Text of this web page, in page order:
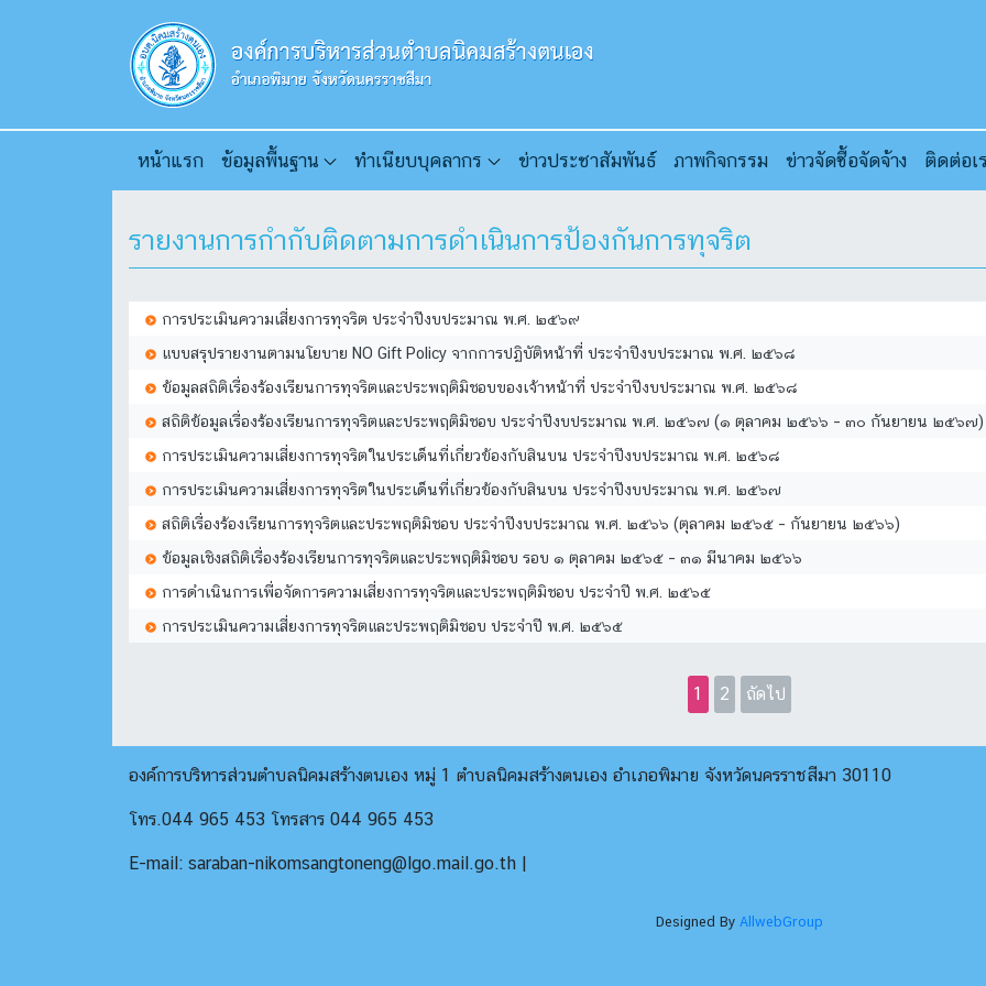
หน้าแรก ข้อมูลพื้นฐาน ทำเนียบบุคลากร ข่าวประชาสัมพันธ์ ภาพกิจกรรม ข่าวจัดซื้อจัดจ้าง ติดต่อเ
รายงานการกำกับติดตามการดำเนินการป้องกันการทุจริต
การประเมินความเสี่ยงการทุจริต ประจำปีงบประมาณ พ.ศ. ๒๕๖๙
แบบสรุปรายงานตามนโยบาย NO Gift Policy จากการปฏิบัติหน้าที่ ประจำปีงบประมาณ พ.ศ. ๒๕๖๘
ข้อมูลสถิติเรื่องร้องเรียนการทุจริตและประพฤติมิชอบของเจ้าหน้าที่ ประจำปีงบประมาณ พ.ศ. ๒๕๖๘
สถิติข้อมูลเรื่องร้องเรียนการทุจริตและประพฤติมิชอบ ประจำปีงบประมาณ พ.ศ. ๒๕๖๗ (๑ ตุลาคม ๒๕๖๖ – ๓๐ กันยายน ๒๕๖๗)
การประเมินความเสี่ยงการทุจริตในประเด็นที่เกี่ยวข้องกับสินบน ประจำปีงบประมาณ พ.ศ. ๒๕๖๘
การประเมินความเสี่ยงการทุจริตในประเด็นที่เกี่ยวข้องกับสินบน ประจำปีงบประมาณ พ.ศ. ๒๕๖๗
สถิติเรื่องร้องเรียนการทุจริตและประพฤติมิชอบ ประจำปีงบประมาณ พ.ศ. ๒๕๖๖ (ตุลาคม ๒๕๖๕ – กันยายน ๒๕๖๖)
ข้อมูลเชิงสถิติเรื่องร้องเรียนการทุจริตและประพฤติมิชอบ รอบ ๑ ตุลาคม ๒๕๖๕ – ๓๑ มีนาคม ๒๕๖๖
การดำเนินการเพื่อจัดการความเสี่ยงการทุจริตและประพฤติมิชอบ ประจำปี พ.ศ. ๒๕๖๕
การประเมินความเสี่ยงการทุจริตและประพฤติมิชอบ ประจำปี พ.ศ. ๒๕๖๕
1 2 ถัดไป
องค์การบริหารส่วนตำบลนิคมสร้างตนเอง หมู่ 1 ตำบลนิคมสร้างตนเอง อำเภอพิมาย จังหวัดนครราชสีมา 30110
โทร.044 965 453 โทรสาร 044 965 453
E-mail: saraban-nikomsangtoneng@lgo.mail.go.th |
Designed By AllwebGroup